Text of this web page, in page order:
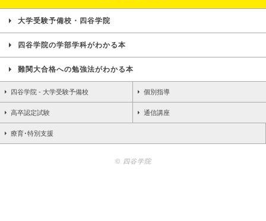
大学受験予備校・四谷学院
四谷学院の学部学科がわかる本
難関大合格への勉強法がわかる本
四谷学院 - 大学受験予備校 個別指導
高卒認定試験 通信講座
療育･特別支援
© 四谷学院